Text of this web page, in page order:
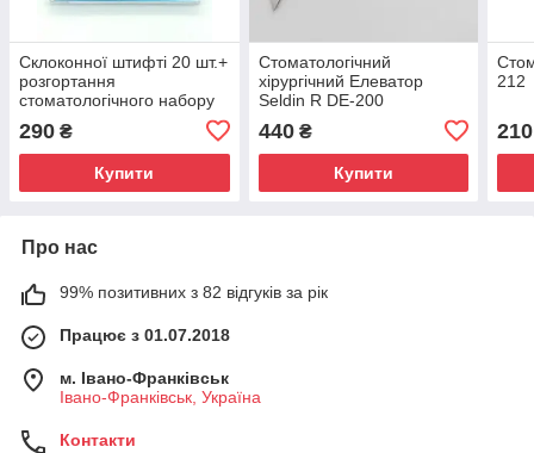
Склоконної штифті 20 шт.+
розгортання
стоматологічного набору
скловолоконних штифтів
скловолоконні штифти
290 ₴
Купити
Стоматологічний
хірургічний Елеватор
Seldin R DE-200
440₴
Купити
212
210
Про нас
99% позитивних з 82 відгуків за рік
Працює з 01.07.2018
м. Івано-Франківськ
Івано-Франківськ, Україна
Контакти